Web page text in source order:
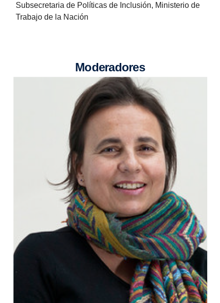
Subsecretaria de Políticas de Inclusión, Ministerio de
Trabajo de la Nación
Moderadores